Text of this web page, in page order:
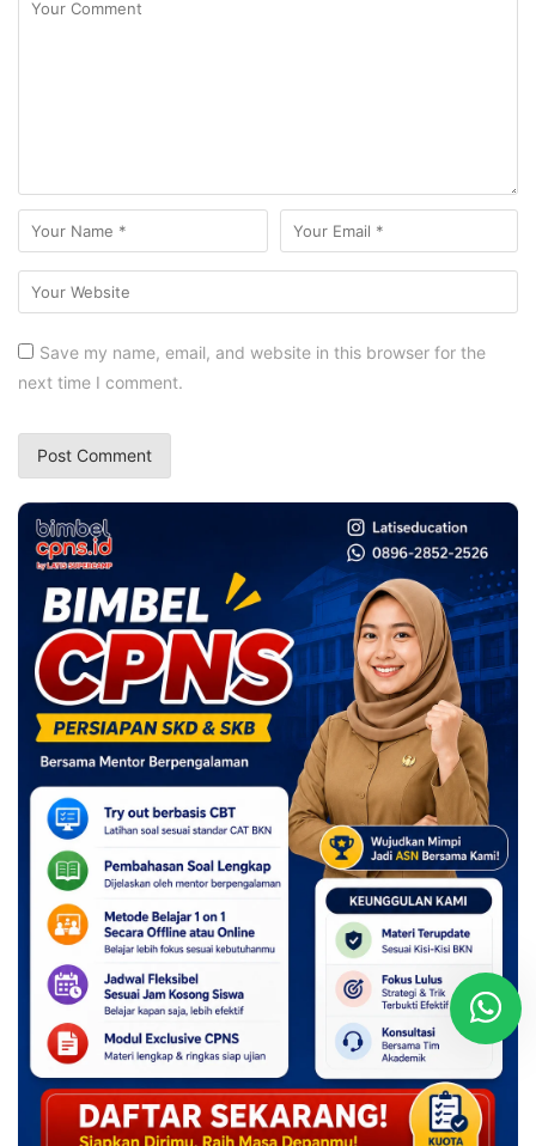
Save my name, email, and website in this browser for the
next time I comment.